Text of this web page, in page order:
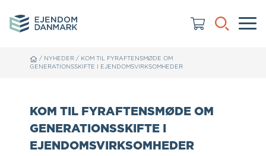
/ NYHEDER / KOM TIL FYRAFTENSMØDE OM
GENERATIONSSKIFTE I EJENDOMSVIRKSOMHEDER
KOM TIL FYRAFTENSMØDE OM
GENERATIONSSKIFTE I
EJENDOMSVIRKSOMHEDER